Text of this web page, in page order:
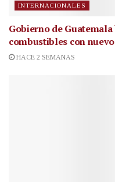
INTERNACIONALES
Gobierno de
combustibles con
HACE 2 SEMANAS